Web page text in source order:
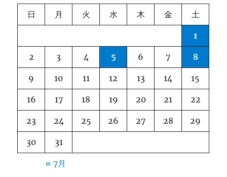
シ
ョ
ン
日 月 火 水 木 金 土
1
2 3 4 5 6 7 8
9 10 11 12 13 14 15
16 17 18 19 20 21 22
23 24 25 26 27 28 29
30 31
« 7月